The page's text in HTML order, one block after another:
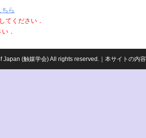
ら
てください．
．
(触媒学会) All rights reserved.｜本サイトの内